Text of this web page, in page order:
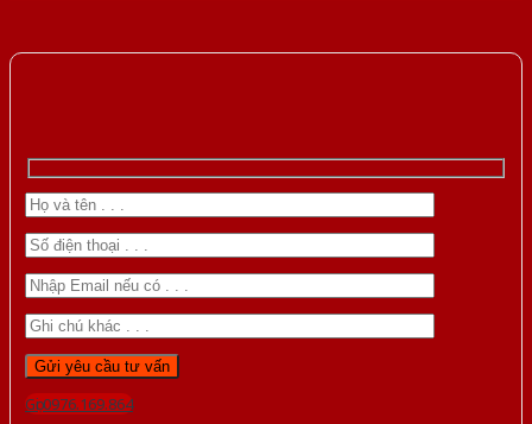
Gọi 0976.169.864